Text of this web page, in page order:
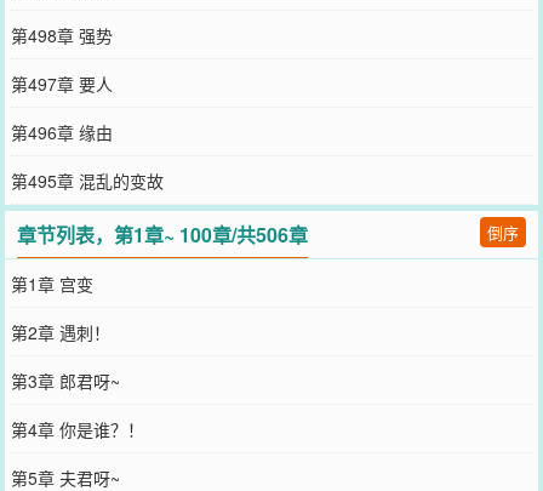
第498章 强势
第497章 要人
第496章 缘由
第495章 混乱的变故
章节列表，第1章~ 100章/共506章 倒序
第1章 宫变
第2章 遇刺！
第3章 郎君呀~
第4章 你是谁？！
第5章 夫君呀~